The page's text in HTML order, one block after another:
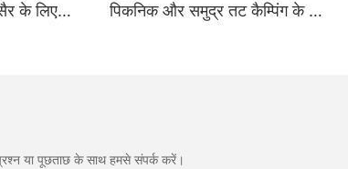
के लिए
पिकनिक और समुद्र तट कैम्पिंग के लिए
या पूछताछ के साथ हमसे संपर्क करें।